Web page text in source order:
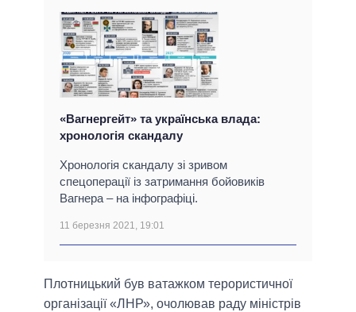
«Вагнергейт» та українська влада:
хронологія скандалу
Хронологія скандалу зі зривом
спецоперації із затримання бойовиків
Вагнера – на інфографіці.
11 березня 2021, 19:01
Плотницький був ватажком терористичної
організації «ЛНР», очолював раду міністрів